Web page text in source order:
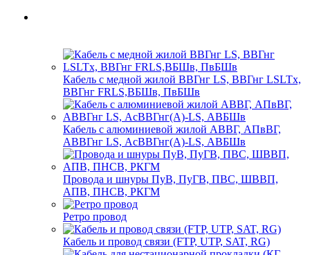
Кабель с медной жилой ВВГнг LS, ВВГнг LSLTx,
ВВГнг FRLS,ВБШв, ПвБШв
Кабель с алюминиевой жилой АВВГ, АПвВГ,
АВВГнг LS, АсВВГнг(А)-LS, АВБШв
Провода и шнуры ПуВ, ПуГВ, ПВС, ШВВП,
АПВ, ПНСВ, РКГМ
Ретро провод
Кабель и провод связи (FTP, UTP, SAT, RG)